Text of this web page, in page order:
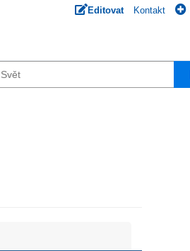
Editovat Kontakt